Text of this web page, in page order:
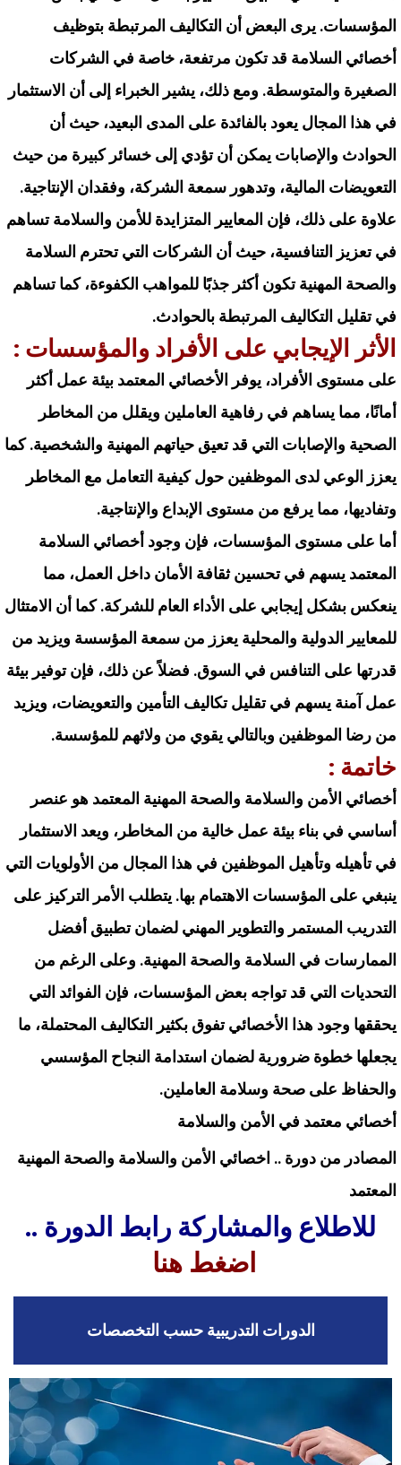
المؤسسات. يرى البعض أن التكاليف المرتبطة بتوظيف
أخصائي السلامة قد تكون مرتفعة، خاصة في الشركات
الصغيرة والمتوسطة. ومع ذلك، يشير الخبراء إلى أن الاستثمار
في هذا المجال يعود بالفائدة على المدى البعيد، حيث أن
الحوادث والإصابات يمكن أن تؤدي إلى خسائر كبيرة من حيث
التعويضات المالية، وتدهور سمعة الشركة، وفقدان الإنتاجية.
علاوة على ذلك، فإن المعايير المتزايدة للأمن والسلامة تساهم
في تعزيز التنافسية، حيث أن الشركات التي تحترم السلامة
والصحة المهنية تكون أكثر جذبًا للمواهب الكفوءة، كما تساهم
في تقليل التكاليف المرتبطة بالحوادث.
الأثر الإيجابي على الأفراد والمؤسسات :
على مستوى الأفراد، يوفر الأخصائي المعتمد بيئة عمل أكثر
أمانًا، مما يساهم في رفاهية العاملين ويقلل من المخاطر
الصحية والإصابات التي قد تعيق حياتهم المهنية والشخصية. كما
يعزز الوعي لدى الموظفين حول كيفية التعامل مع المخاطر
وتفاديها، مما يرفع من مستوى الإبداع والإنتاجية.
أما على مستوى المؤسسات، فإن وجود أخصائي السلامة
المعتمد يسهم في تحسين ثقافة الأمان داخل العمل، مما
ينعكس بشكل إيجابي على الأداء العام للشركة. كما أن الامتثال
للمعايير الدولية والمحلية يعزز من سمعة المؤسسة ويزيد من
قدرتها على التنافس في السوق. فضلاً عن ذلك، فإن توفير بيئة
عمل آمنة يسهم في تقليل تكاليف التأمين والتعويضات، ويزيد
من رضا الموظفين وبالتالي يقوي من ولائهم للمؤسسة.
خاتمة :
أخصائي الأمن والسلامة والصحة المهنية المعتمد هو عنصر
أساسي في بناء بيئة عمل خالية من المخاطر، ويعد الاستثمار
في تأهيله وتأهيل الموظفين في هذا المجال من الأولويات التي
ينبغي على المؤسسات الاهتمام بها. يتطلب الأمر التركيز على
التدريب المستمر والتطوير المهني لضمان تطبيق أفضل
الممارسات في السلامة والصحة المهنية. وعلى الرغم من
التحديات التي قد تواجه بعض المؤسسات، فإن الفوائد التي
يحققها وجود هذا الأخصائي تفوق بكثير التكاليف المحتملة، ما
يجعلها خطوة ضرورية لضمان استدامة النجاح المؤسسي
والحفاظ على صحة وسلامة العاملين.
أخصائي معتمد في الأمن والسلامة
المصادر من دورة .. اخصائي الأمن والسلامة والصحة المهنية
المعتمد
للاطلاع والمشاركة رابط الدورة ..
اضغط هنا
الدورات التدريبية حسب التخصصات